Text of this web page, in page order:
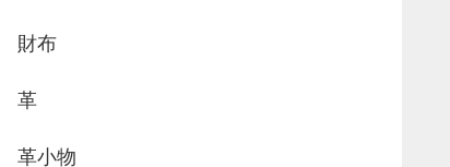
財布
革
革小物